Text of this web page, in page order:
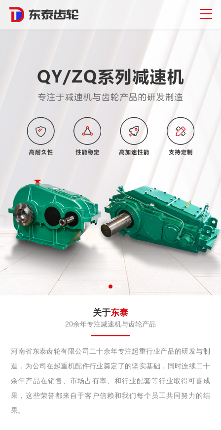
关于东泰
20余年专注减速机与齿轮产品
河南省东泰齿轮有限公司二十余年专注起重行业产品的研发与制
造，为公司在起重机配件行业奠定了的坚实基础，同时连续二十
余年产品在销售、市场占有率、和行业配套等行业取得可喜成
果，这些荣誉都来自于客户信赖和我们每个员工共同努力的结
果。